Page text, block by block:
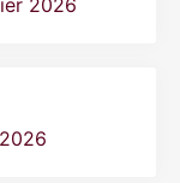
2026